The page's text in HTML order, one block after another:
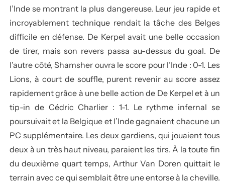
l’Inde se montrant la plus dangereuse. Leur jeu rapide et
incroyablement technique rendait la tâche des Belges
difficile en défense. De Kerpel avait une belle occasion
de tirer, mais son revers passa au-dessus du goal. De
l’autre côté, Shamsher ouvra le score pour l’Inde : 0-1. Les
Lions, à court de souffle, purent revenir au score assez
rapidement grâce à une belle action de De Kerpel et à un
tip-in de Cédric Charlier : 1-1. Le rythme infernal se
poursuivait et la Belgique et l’Inde gagnaient chacune un
PC supplémentaire. Les deux gardiens, qui jouaient tous
deux à un très haut niveau, paraient les tirs. À la toute fin
du deuxième quart temps, Arthur Van Doren quittait le
terrain avec ce qui semblait être une entorse à la cheville.